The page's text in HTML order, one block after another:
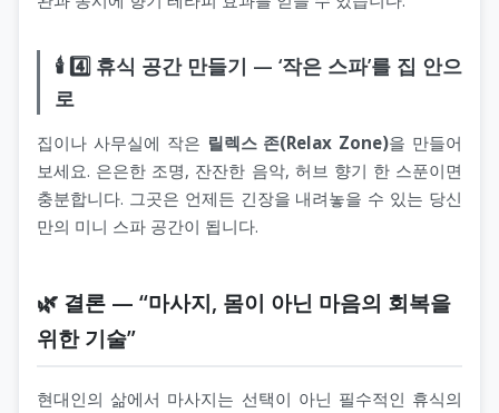
🕯️ 4️⃣ 휴식 공간 만들기 — ‘작은 스파’를 집 안으
로
집이나 사무실에 작은 릴렉스 존(Relax Zone)을 만들어
보세요. 은은한 조명, 잔잔한 음악, 허브 향기 한 스푼이면
충분합니다. 그곳은 언제든 긴장을 내려놓을 수 있는 당신
만의 미니 스파 공간이 됩니다.
🌿 결론 — “마사지, 몸이 아닌 마음의 회복을
위한 기술”
현대인의 삶에서 마사지는 선택이 아닌 필수적인 휴식의